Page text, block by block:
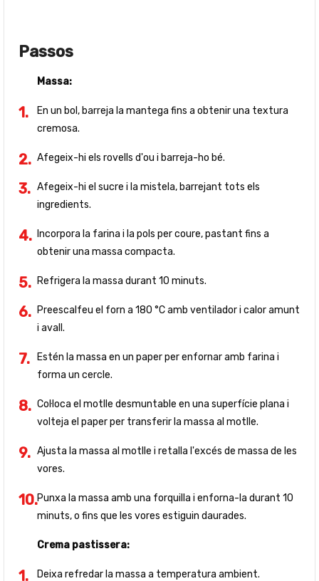
Passos
Massa:
En un bol, barreja la mantega fins a obtenir una textura
cremosa.
Afegeix-hi els rovells d'ou i barreja-ho bé.
Afegeix-hi el sucre i la mistela, barrejant tots els
ingredients.
Incorpora la farina i la pols per coure, pastant fins a
obtenir una massa compacta.
Refrigera la massa durant 10 minuts.
Preescalfeu el forn a 180 °C amb ventilador i calor amunt
i avall.
Estén la massa en un paper per enfornar amb farina i
forma un cercle.
Col·loca el motlle desmuntable en una superfície plana i
volteja el paper per transferir la massa al motlle.
Ajusta la massa al motlle i retalla l'excés de massa de les
vores.
Punxa la massa amb una forquilla i enforna-la durant 10
minuts, o fins que les vores estiguin daurades.
Crema pastissera:
Deixa refredar la massa a temperatura ambient.